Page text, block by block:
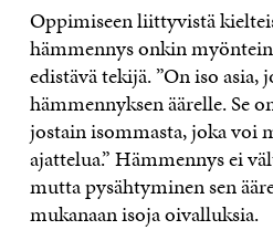
Oppimiseen liittyvistä
hämmennys onkin
edistävä tekijä. ”On iso asia,
hämmennyksen äärelle. Se
jostain isommasta, joka voi
ajattelua.” Hämmennys ei
mutta pysähtyminen sen
mukanaan isoja oivalluksia.